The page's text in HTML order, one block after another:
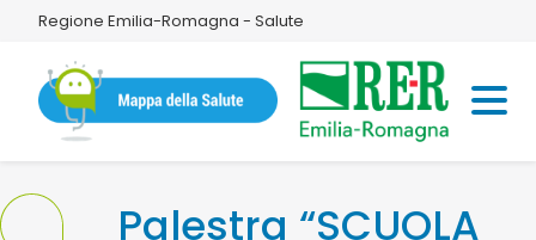
Regione Emilia-Romagna - Salute
Palestra “SCUOLA